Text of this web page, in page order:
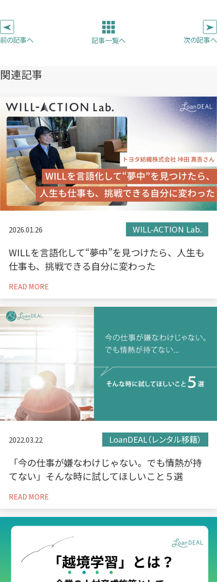
す） す）
で
す）
ー
前の記事へ 記事一覧へ 次の記事へ
関連記事
2026.01.26 WILL-ACTION Lab.
WILLを言語化して“夢中”を見つけたら、人生も
仕事も、挑戦できる自分に変わった
READ MORE
2022.03.22 LoanDEAL（レンタル移籍）
「今の仕事が嫌なわけじゃない。でも情熱が持
てない」そんな時に試してほしいこと５選
READ MORE